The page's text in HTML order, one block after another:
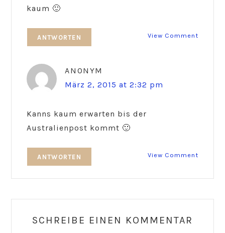
kaum 🙂
View Comment
ANTWORTEN
ANONYM
März 2, 2015 at 2:32 pm
Kanns kaum erwarten bis der
Australienpost kommt 🙂
View Comment
ANTWORTEN
SCHREIBE EINEN KOMMENTAR